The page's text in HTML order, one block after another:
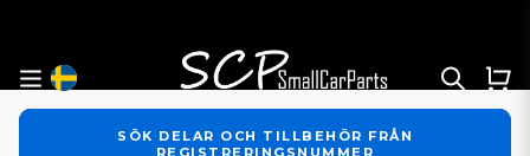
SÖK DELAR OCH TILLBEHÖR FRÅN
REGISTRERINGSNUMMER